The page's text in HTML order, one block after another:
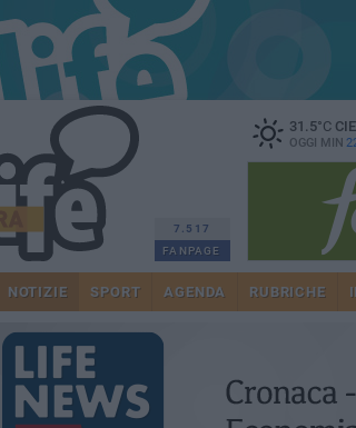
7.517
FANPAGE
31.5°C
OGGI MIN
NOTIZIE SPORT AGENDA RUBRICHE